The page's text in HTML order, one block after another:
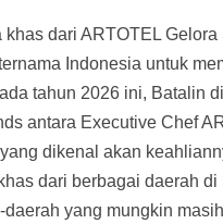
dari ARTOTEL
Indonesia untuk
tahun 2026 ini, Batalin
antara Executive Chef
dikenal akan
dari berbagai daerah di
yang mungkin